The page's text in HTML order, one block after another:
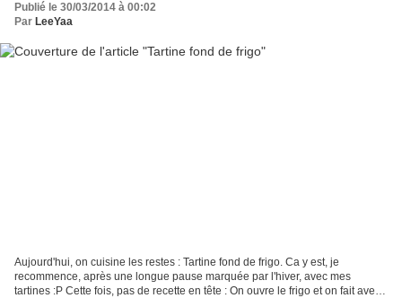
Publié le 30/03/2014 à 00:02
Par LeeYaa
Aujourd'hui, on cuisine les restes : Tartine fond de frigo. Ca y est, je
recommence, après une longue pause marquée par l'hiver, avec mes
tartines :P Cette fois, pas de recette en tête : On ouvre le frigo et on fait avec